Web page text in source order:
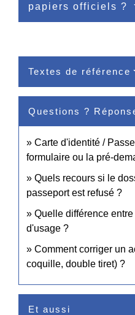
papiers officiels ?
Textes de référence
Questions ?
Carte d'identité /
formulaire ou la pré-
Quels recours si le
passeport est refusé ?
Quelle différence
d'usage ?
Comment corriger un
coquille, double tiret) ?
Et aussi